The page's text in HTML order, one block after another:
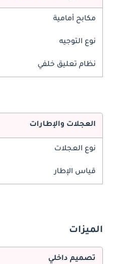
مكابح أمامية
نوع التوجيه
نظام تعليق خلفي
العجلات والإطارات
نوع العجلات
قياس الإطار
الميزات
تصميم داخلي